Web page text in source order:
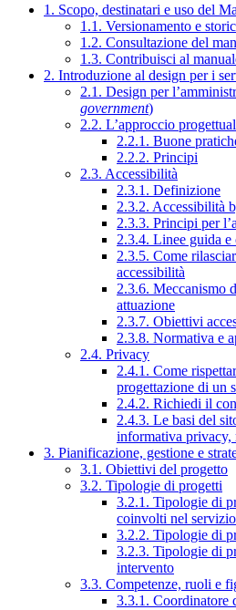
1. Scopo, destinatari e uso del
1.1. Versionamento e
1.2. Consultazione del
1.3. Contribuisci al
2. Introduzione al design per i
2.1. Design per
government)
2.2. L’approccio
2.2.1. Buone
2.2.2. Principi
2.3. Accessibilità
2.3.1. Definizione
2.3.2. Accessibilità
2.3.3. Principi per
2.3.4. Linee guida e
2.3.5. Come
accessibilità
2.3.6. Meccanismo
attuazione
2.3.7. Obiettivi
2.3.8. Normativa e
2.4. Privacy
2.4.1. Come
progettazione di un
2.4.2. Richiedi il
2.4.3. Le basi del
informativa
3. Pianificazione, gestione e
3.1. Obiettivi del progetto
3.2. Tipologie di progetti
3.2.1. Tipologie di
coinvolti nel servizio
3.2.2. Tipologie di
3.2.3. Tipologie di
intervento
3.3. Competenze, ruoli e
3.3.1. Coordinatore